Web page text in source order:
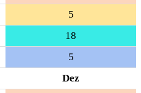
5
18
5
Dez